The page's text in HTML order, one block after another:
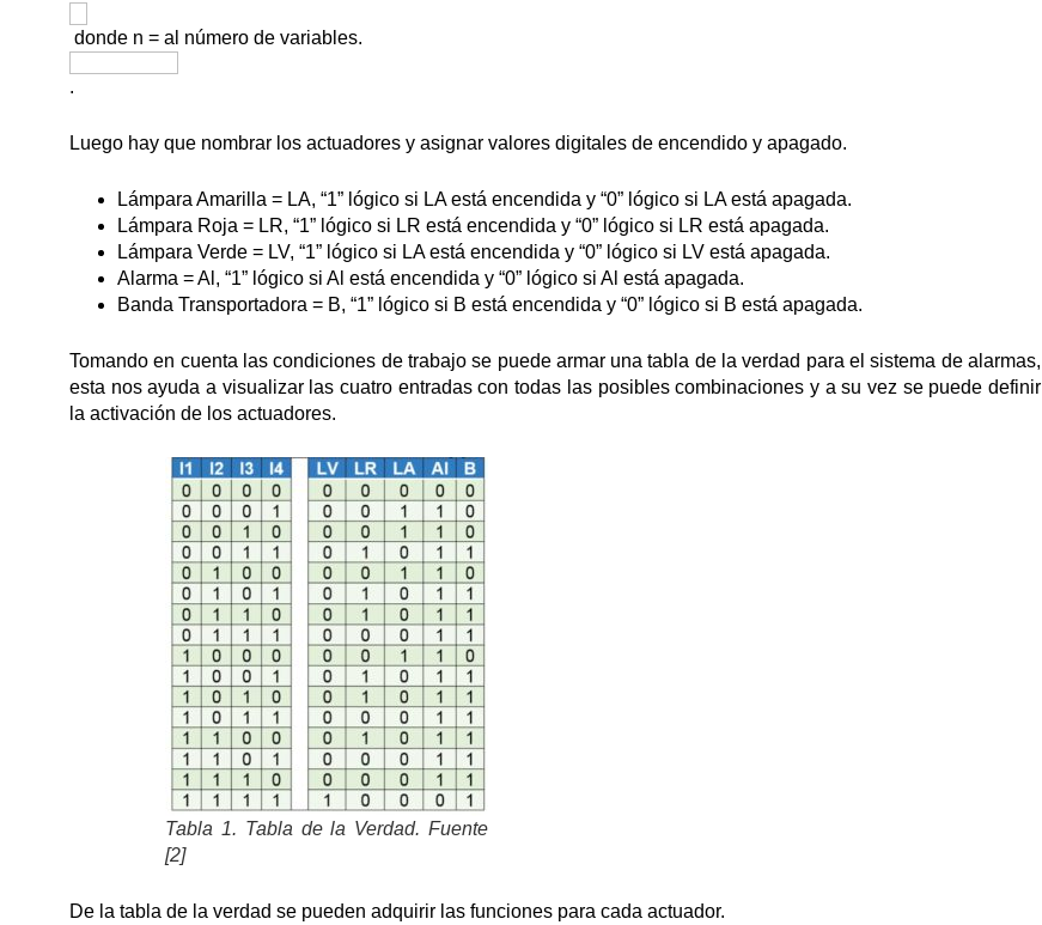
donde n = al número de variables.
.
Luego hay que nombrar los actuadores y asignar valores digitales de encendido y apagado.
Lámpara Amarilla = LA, “1” lógico si LA está encendida y “0” lógico si LA está apagada.
Lámpara Roja = LR, “1” lógico si LR está encendida y “0” lógico si LR está apagada.
Lámpara Verde = LV, “1” lógico si LA está encendida y “0” lógico si LV está apagada.
Alarma = Al, “1” lógico si Al está encendida y “0” lógico si Al está apagada.
Banda Transportadora = B, “1” lógico si B está encendida y “0” lógico si B está apagada.
Tomando en cuenta las condiciones de trabajo se puede armar una tabla de la verdad para el sistema de alarmas,
esta nos ayuda a visualizar las cuatro entradas con todas las posibles combinaciones y a su vez se puede definir
la activación de los actuadores.
Tabla 1. Tabla de la Verdad. Fuente
[2]
De la tabla de la verdad se pueden adquirir las funciones para cada actuador.